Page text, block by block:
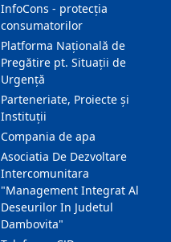
InfoCons - protecția
consumatorilor
Platforma Națională de
Pregătire pt. Situații de
Urgență
Parteneriate, Proiecte și
Instituții
Compania de apa
Asociatia De Dezvoltare
Intercomunitara
"Management Integrat Al
Deseurilor In Judetul
Dambovita"